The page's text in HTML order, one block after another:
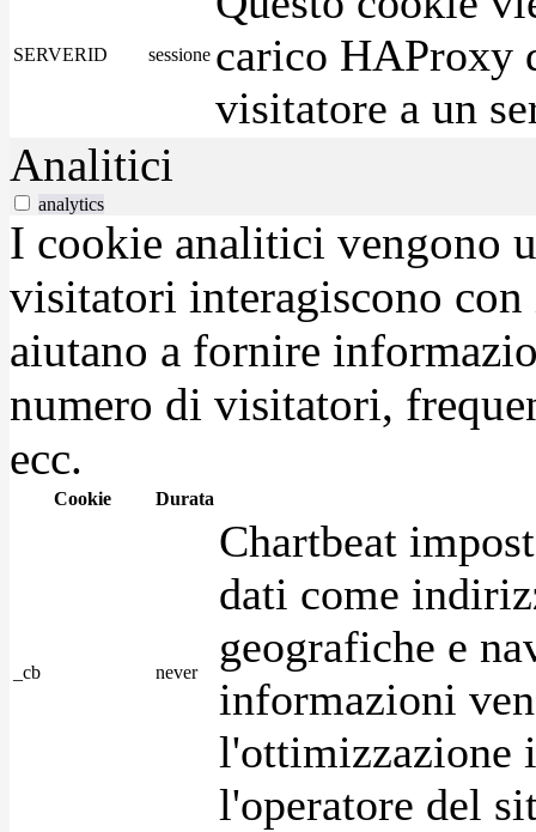
SERVERID sessione carico HAProxy
visitatore a un
Analitici
analytics
I cookie analitici vengono
visitatori interagiscono
aiutano a fornire
numero di visitatori,
ecc.
Cookie Durata
_cb never
Chartbeat
dati come
geografiche e
informazioni
l'ottimizzazione
l'operatore del